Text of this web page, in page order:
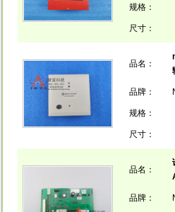
规格：
尺寸：
品名：
品牌：
规格：
尺寸：
品名：
品牌：